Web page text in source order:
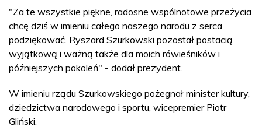
"Za te wszystkie piękne, radosne wspólnotowe przeżycia
chcę dziś w imieniu całego naszego narodu z serca
podziękować. Ryszard Szurkowski pozostał postacią
wyjątkową i ważną także dla moich rówieśników i
późniejszych pokoleń" - dodał prezydent.
W imieniu rządu Szurkowskiego pożegnał minister kultury,
dziedzictwa narodowego i sportu, wicepremier Piotr
Gliński.